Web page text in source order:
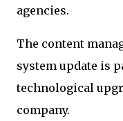
agencies.
The content
system update is
technological
company.